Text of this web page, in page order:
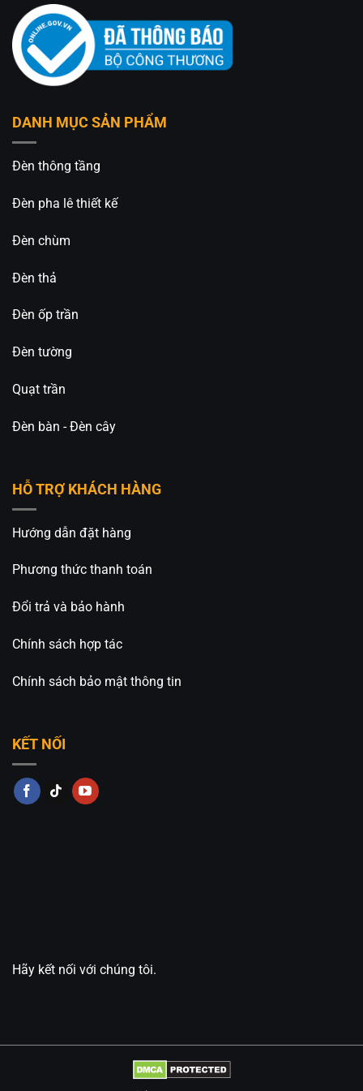
An An Decor– Ánh sáng từ tâm hồn
412 Phạm Văn Đồng, P.11, Q.Bình Thạnh, Tp.Hồ
0826.227.227 – 0813.160.160 (zalo)
DANH MỤC SẢN PHẨM
Đèn thông tầng
Đèn pha lê thiết kế
Đèn chùm
Đèn thả
Đèn ốp trần
Đèn tường
Quạt trần
Đèn bàn - Đèn cây
HỖ TRỢ KHÁCH HÀNG
Hướng dẫn đặt hàng
Phương thức thanh toán
Đổi trả và bảo hành
Chính sách hợp tác
Chính sách bảo mật thông tin
KẾT NỐI
Hãy kết nối với chúng tôi.